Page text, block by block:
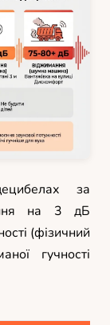
за
на 3 дБ
(фізичний
гучності